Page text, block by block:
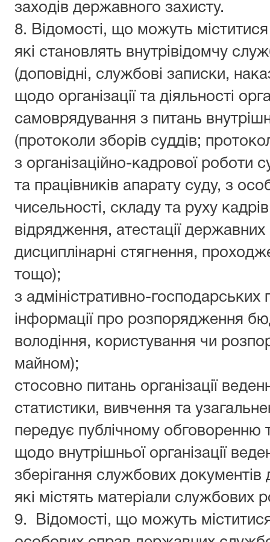
заходів державного захисту.
8. Відомості, що можуть
які становлять внутрівідомчу
(доповідні, службові записки,
щодо організації та діяльності
самоврядування з питань
(протоколи зборів суддів;
з організаційно-кадрової роботи
та працівників апарату суду, з
чисельності, складу та руху
відрядження, атестації
дисциплінарні стягнення,
тощо);
з адміністративно-господарських
інформації про розпорядження
володіння, користування чи
майном);
стосовно питань організації
статистики, вивчення та
передує публічному обговоренню
щодо внутрішньої організації
зберігання службових документів
які містять матеріали службових
9.
Відомості, що можуть